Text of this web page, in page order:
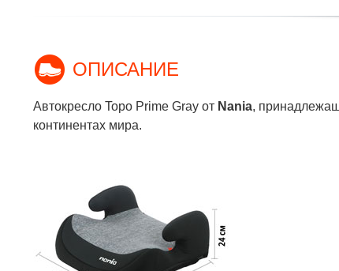
ОПИСАНИЕ
Автокресло Topo Prime Gray от Nania,
континентах мира.